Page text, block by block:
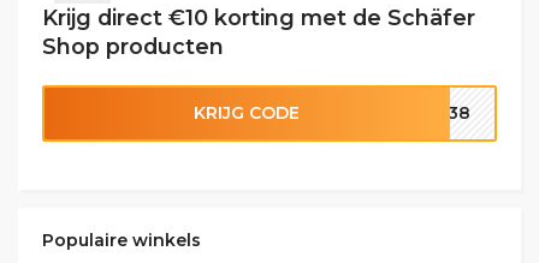
Krijg direct €10 korting met de Schäfer
Shop producten
KRIJG CODE 0138
Populaire winkels